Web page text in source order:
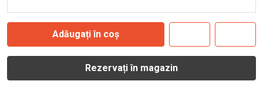
Adăugați în coș
Rezervați în magazin